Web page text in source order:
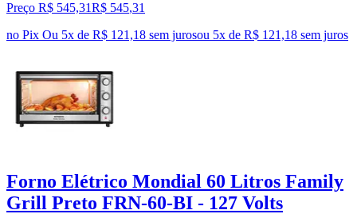
Preço R$ 545,31R$ 545,31
no Pix Ou 5x de R$ 121,18 sem jurosou 5x de R$ 121,18 sem juros
Forno Elétrico Mondial 60 Litros Family
Grill Preto FRN-60-BI - 127 Volts